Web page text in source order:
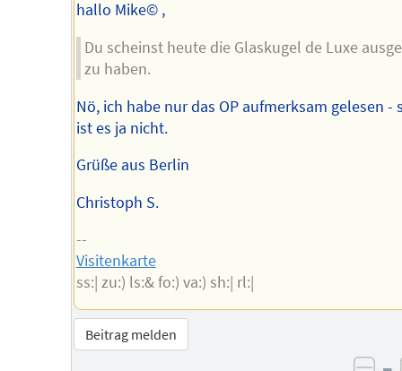
hallo Mike© ,
Du scheinst heute die Glaskugel de Luxe
zu haben.
Nö, ich habe nur das OP aufmerksam gelesen -
ist es ja nicht.
Grüße aus Berlin
Christoph S.
--
Visitenkarte
ss:| zu:) ls:& fo:) va:) sh:| rl:|
Beitrag melden